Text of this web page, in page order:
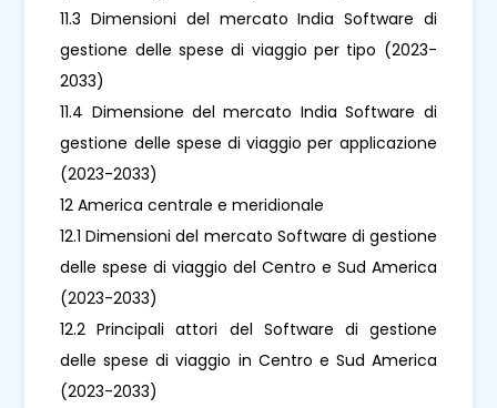
11.3 Dimensioni del mercato India Software di
gestione delle spese di viaggio per tipo (2023-
2033)
11.4 Dimensione del mercato India Software di
gestione delle spese di viaggio per applicazione
(2023-2033)
12 America centrale e meridionale
12.1 Dimensioni del mercato Software di gestione
delle spese di viaggio del Centro e Sud America
(2023-2033)
12.2 Principali attori del Software di gestione
delle spese di viaggio in Centro e Sud America
(2023-2033)